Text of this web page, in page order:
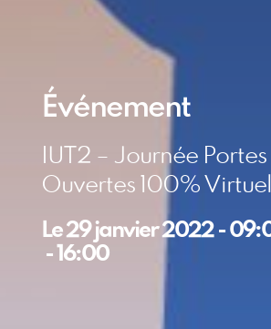
Événement
IUT2 – Journée Portes
Ouvertes 100%
Le29 janvier 2022-
- 16:00